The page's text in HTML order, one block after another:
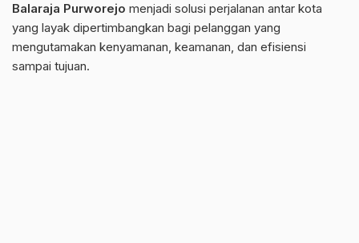
Balaraja Purworejo menjadi solusi perjalanan antar kota
yang layak dipertimbangkan bagi pelanggan yang
mengutamakan kenyamanan, keamanan, dan efisiensi
sampai tujuan.